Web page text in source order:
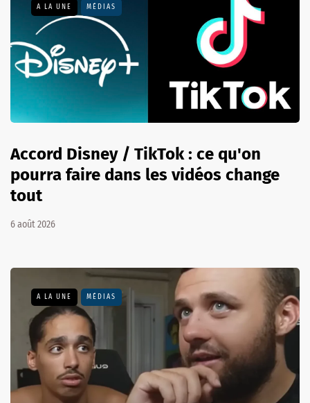
A LA UNE MÉDIAS
Accord Disney / TikTok : ce qu'on
pourra faire dans les vidéos change
tout
6 août 2026
A LA UNE MÉDIAS